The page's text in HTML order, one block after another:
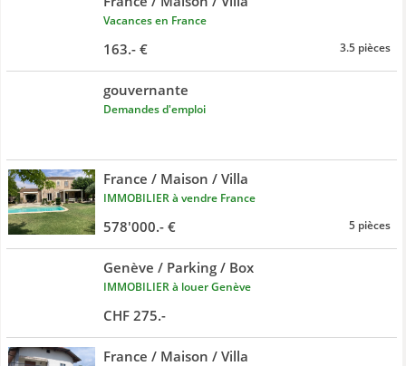
Vacances en France
163.- € 3.5 pièces
gouvernante
Demandes d'emploi
France / Maison / Villa
IMMOBILIER à vendre France
578'000.- € 5 pièces
Genève / Parking / Box
IMMOBILIER à louer Genève
CHF 275.-
France / Maison / Villa